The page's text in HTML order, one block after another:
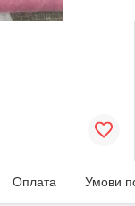
Оплата Умови